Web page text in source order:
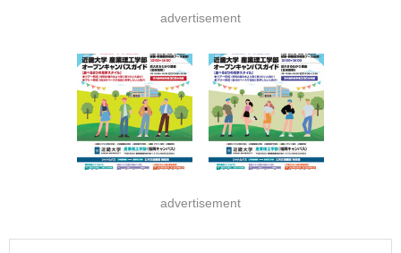
advertisement
advertisement